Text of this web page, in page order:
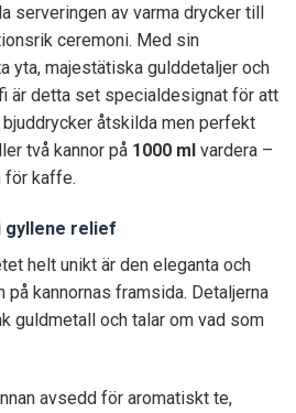
serveringen av varma drycker till
ceremoni. Med sin
yta, majestätiska gulddetaljer och
är detta set specialdesignat för att
åtskilda men perfekt
två kannor på 1000 ml vardera –
för kaffe.
gyllene relief
helt unikt är den eleganta och
på kannornas framsida. Detaljerna
guldmetall och talar om vad som
avsedd för aromatiskt te,